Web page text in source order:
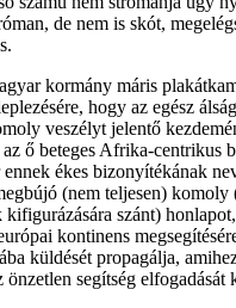
de nem is skót,
kormány máris
hogy az egész
veszélyt jelentő
ő beteges Afrika-centrikus
ékes bizonyítékának
(nem teljesen) komoly
szánt)
kontinens
küldését propagálja,
önzetlen segítség elfogadását